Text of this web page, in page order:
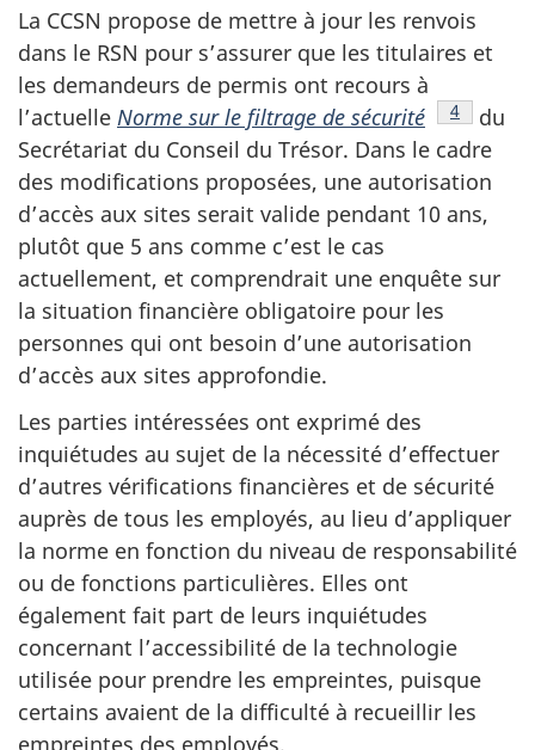
La CCSN propose de mettre à jour les renvois
dans le RSN pour s’assurer que les titulaires et
les demandeurs de permis ont recours à
l’actuelle Norme sur le filtrage de sécurité Note de
4
du
Secrétariat du Conseil du Trésor. Dans le cadre
des modifications proposées, une autorisation
d’accès aux sites serait valide pendant 10 ans,
plutôt que 5 ans comme c’est le cas
actuellement, et comprendrait une enquête sur
la situation financière obligatoire pour les
personnes qui ont besoin d’une autorisation
d’accès aux sites approfondie.
Les parties intéressées ont exprimé des
inquiétudes au sujet de la nécessité d’effectuer
d’autres vérifications financières et de sécurité
auprès de tous les employés, au lieu d’appliquer
la norme en fonction du niveau de responsabilité
ou de fonctions particulières. Elles ont
également fait part de leurs inquiétudes
concernant l’accessibilité de la technologie
utilisée pour prendre les empreintes, puisque
certains avaient de la difficulté à recueillir les
empreintes des employés.